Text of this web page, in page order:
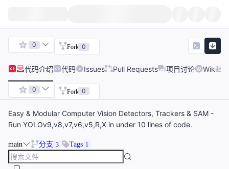
0 Fork 0
代码介绍 代码 Issues Pull Requests 项目讨论 Wiki
0 Fork 0
Easy & Modular Computer Vision Detectors, Trackers & SAM -
Run YOLOv9,v8,v7,v6,v5,R,X in under 10 lines of code.
main 分支 3 Tags 1